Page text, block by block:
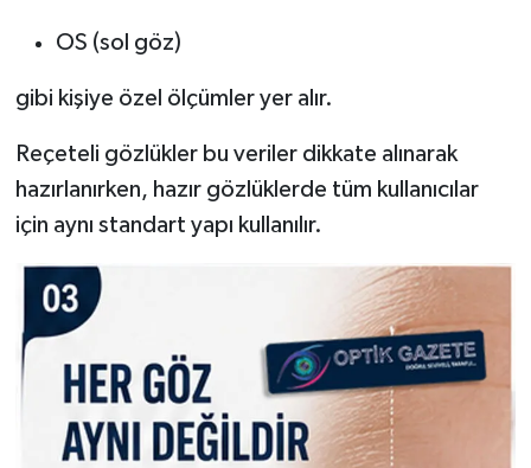
OS (sol göz)
gibi kişiye özel ölçümler yer alır.
Reçeteli gözlükler bu veriler dikkate alınarak
hazırlanırken, hazır gözlüklerde tüm kullanıcılar
için aynı standart yapı kullanılır.